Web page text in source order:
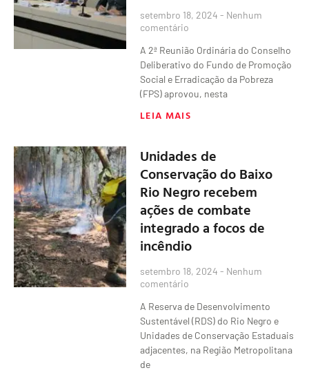
setembro 18, 2024 Nenhum
comentário
A 2ª Reunião Ordinária do Conselho
Deliberativo do Fundo de Promoção
Social e Erradicação da Pobreza
(FPS) aprovou, nesta
LEIA MAIS
Unidades de
Conservação do Baixo
Rio Negro recebem
ações de combate
integrado a focos de
incêndio
setembro 18, 2024 Nenhum
comentário
A Reserva de Desenvolvimento
Sustentável (RDS) do Rio Negro e
Unidades de Conservação Estaduais
adjacentes, na Região Metropolitana
de